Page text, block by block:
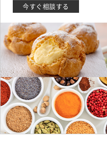
今すぐ相談する